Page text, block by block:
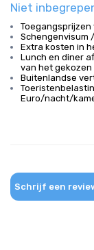
Niet
Schengenvisum
Extra kosten in
Lunch en diner
van het gekozen
Buitenlandse
Euro/nacht/
Schrijf een